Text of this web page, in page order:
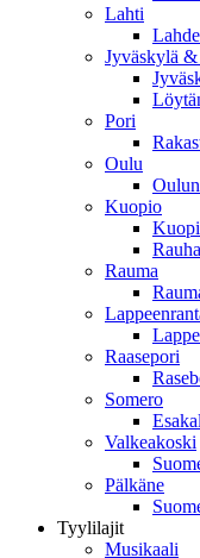
Lahti
Jyväskylä
Pori
Oulu
Kuopio
Rauma
Raasepori
Somero
Valkeakoski
Pälkäne
Tyylilajit
Musikaali